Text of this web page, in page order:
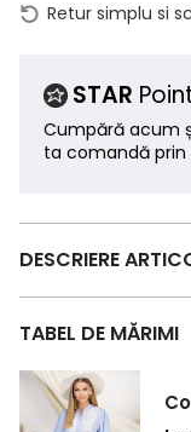
Retur simplu si
STAR
Cumpără acum
ta comandă prin
DESCRIERE
TABEL DE MĂRIMI